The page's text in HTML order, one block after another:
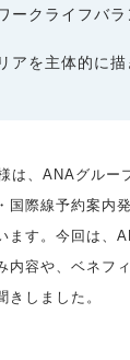
ークライフバ
アを主体的に
は、ANAグルー
国際線予約案内
ます。今回は、
内容や、ベネフ
きしました。